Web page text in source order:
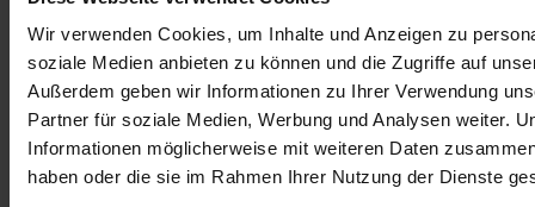
Wir verwenden Cookies, um Inhalte und Anzeigen zu
soziale Medien anbieten zu können und die Zugriffe auf
Außerdem geben wir Informationen zu Ihrer Verwendung
Partner für soziale Medien, Werbung und Analysen weiter.
Informationen möglicherweise mit weiteren Daten
haben oder die sie im Rahmen Ihrer Nutzung der Dienste